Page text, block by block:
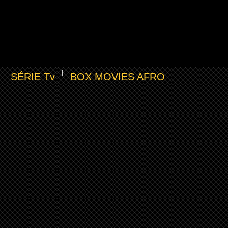
SÉRIE Tv BOX MOVIES AFRO